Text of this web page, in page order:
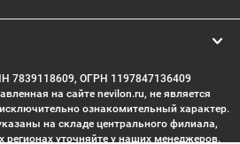
7839118609, ОГРН 1197847136409
на сайте nevilon.ru, не является
ознакомительный характер.
на складе центрального филиала,
регионах уточняйте у наших менеджеров.